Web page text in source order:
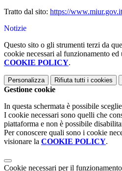
Tratto dal sito: https://
Notizie
Questo sito o gli strumenti terzi da
cookie necessari al funzionamento
COOKIE POLICY.
Personalizza Rifiuta tutti i cookies
Gestione cookie
In questa schermata è possibile
I cookie necessari sono quelli che
piattaforma e non è possibile
Per conoscere quali sono i cookie
visionare la COOKIE POLICY.
Cookie necessari per il funzionamento